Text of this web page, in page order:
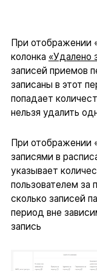
При отображении
колонка «Удалено
записей приемов
записаны в этот
попадает
нельзя удалить
При отображении
записями в
указывает
пользователем за
сколько записей
период вне
запись